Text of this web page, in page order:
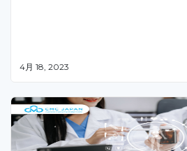
4月 18, 2023